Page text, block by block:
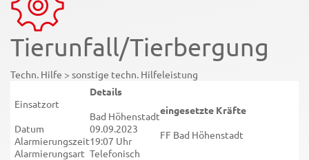
Tierunfall/Tierbergung
Techn. Hilfe > sonstige techn. Hilfeleistung
Einsatzort
Details
Bad Höhenstadt
Datum
09.09.2023
Alarmierungszeit19:07 Uhr
Alarmierungsart Telefonisch
eingesetzte Kräfte
FF Bad Höhenstadt